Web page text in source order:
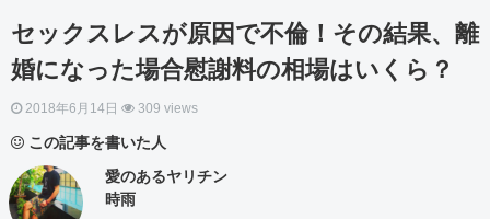
セックスレスが原因で不倫！その結果、離
婚になった場合慰謝料の相場はいくら？
2018年6月14日 309 views
この記事を書いた人
愛のあるヤリチン
時雨